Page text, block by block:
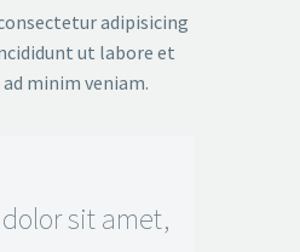
adipisicing
ut labore et
minim veniam.
sit amet,